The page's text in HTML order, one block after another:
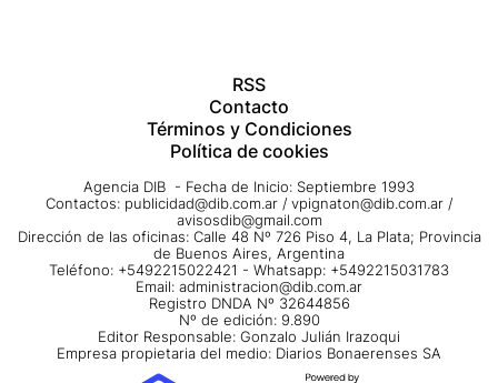
RSS
Contacto
Términos y Condiciones
Política de cookies
Agencia DIB - Fecha de Inicio: Septiembre 1993
Contactos: publicidad@dib.com.ar / vpignaton@dib.com.ar /
avisosdib@gmail.com
Dirección de las oficinas: Calle 48 Nº 726 Piso 4, La Plata; Provincia
de Buenos Aires, Argentina
Teléfono: +5492215022421 - Whatsapp: +5492215031783
Email: administracion@dib.com.ar
Registro DNDA Nº 32644856
Nº de edición: 9.890
Editor Responsable: Gonzalo Julián Irazoqui
Empresa propietaria del medio: Diarios Bonaerenses SA